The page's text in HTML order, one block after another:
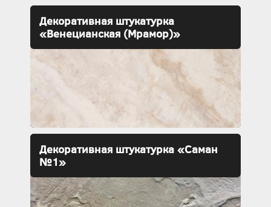
Декоративная штукатурка
«Венецианская (Мрамор)»
Декоративная штукатурка «Саман
№1»